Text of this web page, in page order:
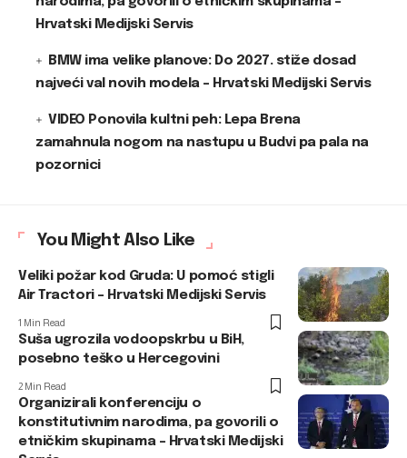
Hrvatski Medijski Servis
BMW ima velike planove: Do 2027. stiže dosad
najveći val novih modela – Hrvatski Medijski Servis
VIDEO Ponovila kultni peh: Lepa Brena
zamahnula nogom na nastupu u Budvi pa pala na
pozornici
You Might Also Like
Veliki požar kod Gruda: U pomoć stigli
Air Tractori – Hrvatski Medijski Servis
1 Min Read
Suša ugrozila vodoopskrbu u BiH,
posebno teško u Hercegovini
2 Min Read
Organizirali konferenciju o
konstitutivnim narodima, pa govorili o
etničkim skupinama – Hrvatski Medijski